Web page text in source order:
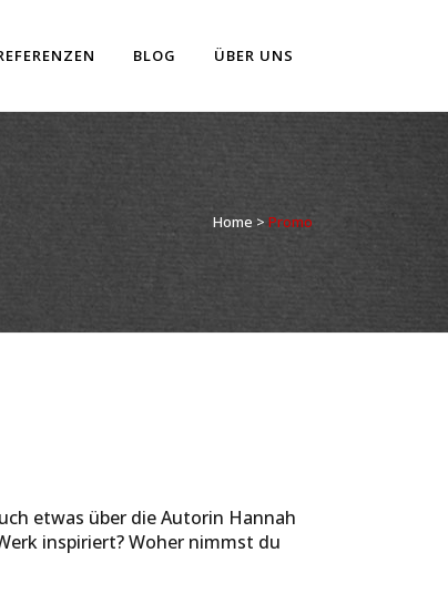
BLOG ÜBER UNS
Home > Promo
etwas über die Autorin Hannah
inspiriert? Woher nimmst du